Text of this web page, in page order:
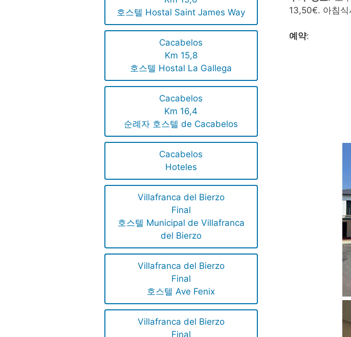
호스텔 Hostal Saint James Way
Cacabelos
Km 15,8
호스텔 Hostal La Gallega
Cacabelos
Km 16,4
순례자 호스텔 de Cacabelos
Cacabelos
Hoteles
Villafranca del Bierzo
Final
호스텔 Municipal de Villafranca
del Bierzo
Villafranca del Bierzo
Final
호스텔 Ave Fenix
Villafranca del Bierzo
Final
13,50€. 아침
예약: